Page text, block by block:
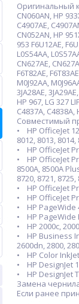
Оригинальный
CN060AN, HP
C4907AE,
CN052AN, HP
953 F6U12AE,
L0S54AA,
CN627AE,
F6T82AE,
M0J92AA,
3JA28AE,
HP 967, LG 327
C4837A, C4838A,
Совместимый
• HP OfficeJet
8012, 8013,
• HP OfficeJet
• HP OfficeJet
8500A, 8500A
8720, 8721,
• HP OfficeJet
• HP OfficeJet
• HP PageWide
• HP PageWide
• HP 2000c,
• HP Business
2600dn, 2800,
• HP Color
• HP DesignJet
• HP DesignJet
Замена
Если ранее